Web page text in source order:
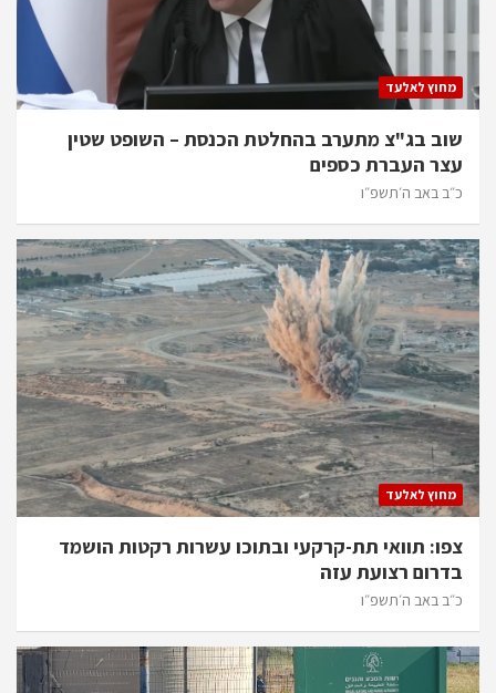
מחוץ לאלעד
שוב בג"צ מתערב בהחלטת הכנסת – השופט שטין
עצר העברת כספים
כ״ב באב ה׳תשפ״ו
מחוץ לאלעד
צפו: תוואי תת-קרקעי ובתוכו עשרות רקטות הושמד
בדרום רצועת עזה
כ״ב באב ה׳תשפ״ו